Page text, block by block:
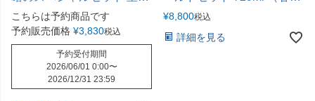
曙 原酒
こちらは予約商品です
予約販売価格 ¥3,830税込
予約受付期間
2026/06/01 0:00〜
2026/12/31 23:59
度）
¥8,800税込
詳細を見る